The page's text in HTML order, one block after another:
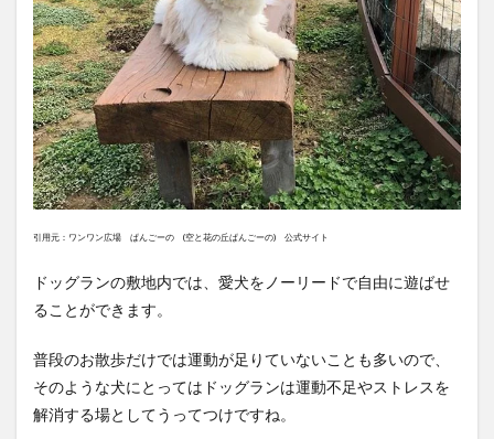
引用元：ワンワン広場 ぱんごーの (空と花の丘ぱんごーの) 公式サイト
ドッグランの敷地内では、愛犬をノーリードで自由に遊ばせ
ることができます。
普段のお散歩だけでは運動が足りていないことも多いので、
そのような犬にとってはドッグランは運動不足やストレスを
解消する場としてうってつけですね。